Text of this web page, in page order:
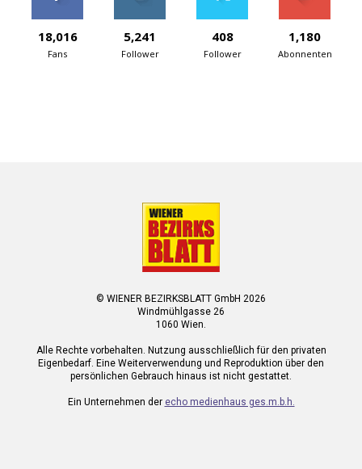
18,016
Fans
5,241
Follower
408
Follower
1,180
Abonnenten
© WIENER BEZIRKSBLATT GmbH 2026
Windmühlgasse 26
1060 Wien.
Alle Rechte vorbehalten. Nutzung ausschließlich für den privaten
Eigenbedarf. Eine Weiterverwendung und Reproduktion über den
persönlichen Gebrauch hinaus ist nicht gestattet.
Ein Unternehmen der echo medienhaus ges.m.b.h.